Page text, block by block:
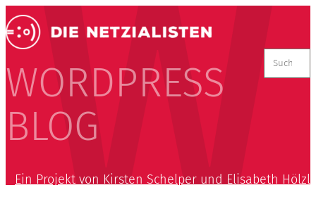
WORDPRESS
BLOG
nach:
Ein Projekt von Kirsten Schelper und Elisabeth Hölzl